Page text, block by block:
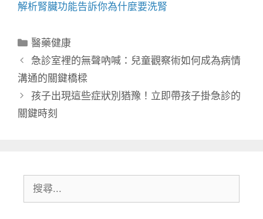
解析腎臟功能告訴你為什麼要洗腎
分
類
醫藥健康
急診室裡的無聲吶喊：兒童觀察術如何成為病情
溝通的關鍵橋樑
孩子出現這些症狀別猶豫！立即帶孩子掛急診的
關鍵時刻
尋: